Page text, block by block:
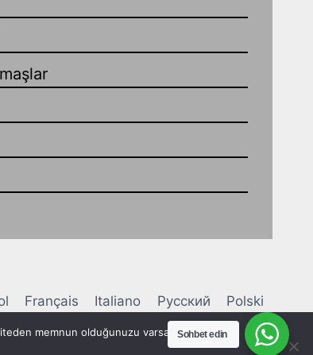
Français Italiano Русский
Polski
Sohbet edin
memnun olduğunuzu varsayacağız.